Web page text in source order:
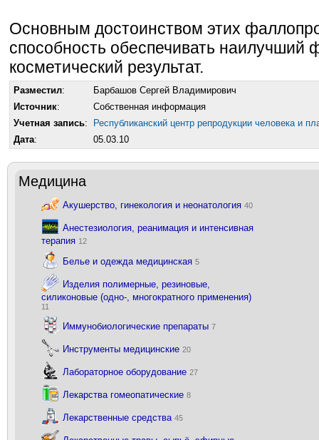
Основным достоинством этих
способность обеспечивать наилучший
косметический результат.
Разместил:
Барбашов Сергей Владимирович
Источник:
Собственная информация
Учетная запись:
Республиканский центр репродукции человека и
Дата: 05.03.10
Медицина
Акушерство, гинекология и неонатология 40
Анестезиология, реанимация и интенсивная
терапия 12
Белье и одежда медицинская 5
Изделия полимерные, резиновые,
силиконовые (одно-, многократного применения)
11
Иммунобиологические препараты 7
Инструменты медицинские 20
Лабораторное оборудование 27
Лекарства гомеопатические 8
Лекарственные средства 45